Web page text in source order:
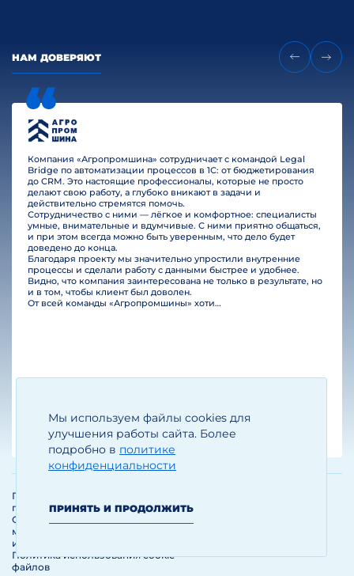
Мы используем файлы cookies для
улучшения работы сайта. Более
подробно в политике
конфиденциальности
ПРИНЯТЬ И ПРОДОЛЖИТЬ
НАМ ДОВЕРЯЮТ
Компания «Агропромшина» сотрудничает с командой Legal
Bridge по автоматизации процессов в 1С: от бюджетирования
до CRM. Это настоящие профессионалы, которые не просто
делают свою работу, а глубоко вникают в задачи и
действительно стремятся помочь.
Сотрудничество с ними — лёгкое и комфортное: специалисты
умные, внимательные и вдумчивые. С ними приятно общаться,
и при этом всегда можно быть уверенным, что дело будет
доведено до конца.
Благодаря проекту мы значительно упростили внутренние
процессы и сделали работу с данными быстрее и удобнее.
Видно, что компания заинтересована не только в результате, но
и в том, чтобы клиент был доволен.
От всей команды «Агропромшины» хотим поблагодарить специалистов Legal Bridge за отличную работу и человеческое отношение.…
Егизарян И.А.
Генеральный директор
Политика обработки и защиты
персональных данных
Политика использования cookie-
файлов
Соглашение об использовании
материалов и сервисов
интернет-сайта